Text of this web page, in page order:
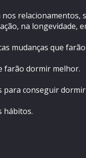
relacionamentos,
na longevidade,
mudanças que
farão dormir melhor.
para conseguir
hábitos.